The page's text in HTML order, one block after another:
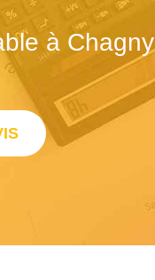
à Chagny